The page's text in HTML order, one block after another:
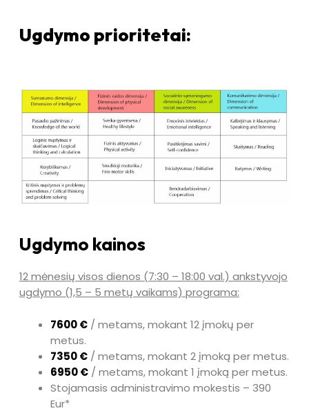
Ugdymo prioritetai:
Ugdymo kainos
12 mėnesių visos dienos (7:30 – 18:00 val.) ankstyvojo
ugdymo (1,5 – 5 metų vaikams) programa:
7600 €/ metams, mokant 12 įmokų per
metus.
7350 €/ metams, mokant 2 įmoką per metus.
6950 €/ metams, mokant 1 įmoką per metus.
Stojamasis administravimo mokestis – 390
Eur*